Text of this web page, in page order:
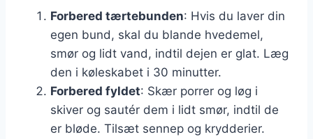
Forbered tærtebunden: Hvis du laver din
egen bund, skal du blande hvedemel,
smør og lidt vand, indtil dejen er glat. Læg
den i køleskabet i 30 minutter.
Forbered fyldet: Skær porrer og løg i
skiver og sautér dem i lidt smør, indtil de
er bløde. Tilsæt sennep og krydderier.